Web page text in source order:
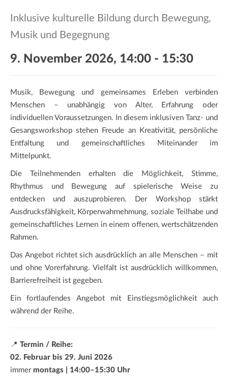
i
Inklusive kulturelle Bildung durch Bewegung,
Musik und Begegnung
9. November 2026, 14:00 - 15:30
Musik, Bewegung und gemeinsames Erleben verbinden
Menschen – unabhängig von Alter, Erfahrung oder
individuellen Voraussetzungen. In diesem inklusiven Tanz- und
Gesangsworkshop stehen Freude an Kreativität, persönliche
Entfaltung und gemeinschaftliches Miteinander im
Mittelpunkt.
Die Teilnehmenden erhalten die Möglichkeit, Stimme,
Rhythmus und Bewegung auf spielerische Weise zu
entdecken und auszuprobieren. Der Workshop stärkt
Ausdrucksfähigkeit, Körperwahrnehmung, soziale Teilhabe und
gemeinschaftliches Lernen in einem offenen, wertschätzenden
Rahmen.
Das Angebot richtet sich ausdrücklich an alle Menschen – mit
und ohne Vorerfahrung. Vielfalt ist ausdrücklich willkommen,
Barrierefreiheit ist gegeben.
Ein fortlaufendes Angebot mit Einstiegsmöglichkeit auch
während der Reihe.
📍 Termin / Reihe:
02. Februar bis 29. Juni 2026
immer montags | 14:00–15:30 Uhr